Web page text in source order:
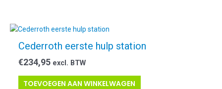
Cederroth eerste hulp station
€234,95 excl. BTW
TOEVOEGEN AAN WINKELWAGEN